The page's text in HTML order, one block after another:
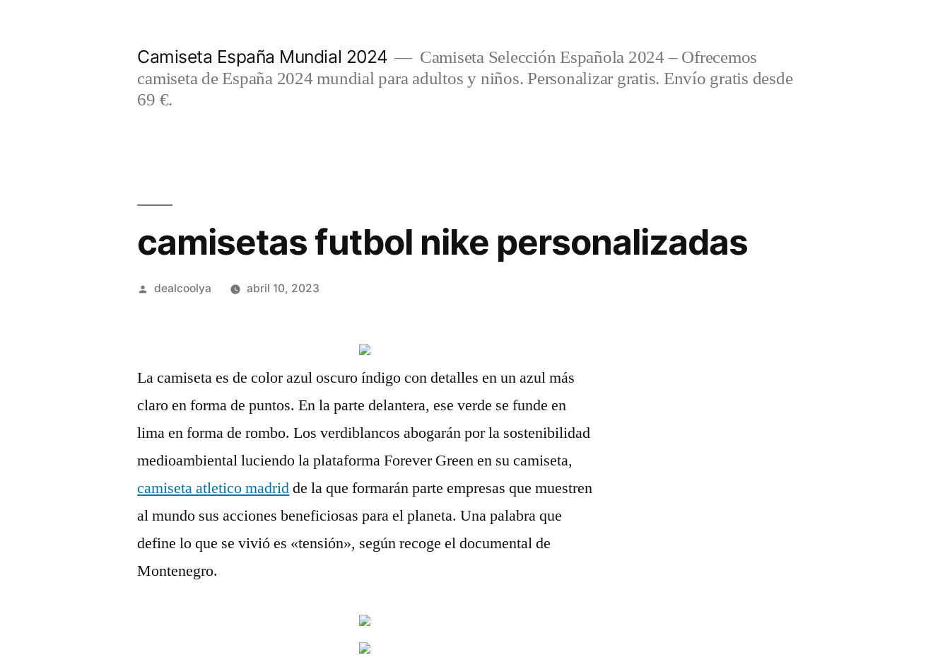
Camiseta España Mundial 2024
Camiseta Selección Española 2024 – Ofrecemos
camiseta de España 2024 mundial para adultos y niños. Personalizar gratis. Envío gratis desde
69 €.
camisetas futbol nike personalizadas
Publicado
dealcoolya abril 10, 2023
La camiseta es de color azul oscuro índigo con detalles en un azul más
claro en forma de puntos. En la parte delantera, ese verde se funde en
lima en forma de rombo. Los verdiblancos abogarán por la sostenibilidad
medioambiental luciendo la plataforma Forever Green en su camiseta,
camiseta atletico madridde la que formarán parte empresas que muestren
al mundo sus acciones beneficiosas para el planeta. Una palabra que
define lo que se vivió es «tensión», según recoge el documental de
Montenegro.